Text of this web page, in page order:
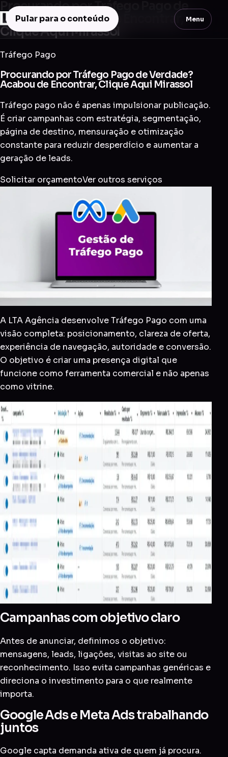
Pular para o conteúdo Menu
Procurando por Tráfego Pago de
Verdade? Acabou de Encontrar,
Clique Aqui Mirassol
Tráfego Pago
Procurando por Tráfego Pago de Verdade?
Acabou de Encontrar, Clique Aqui Mirassol
Tráfego pago não é apenas impulsionar publicação.
É criar campanhas com estratégia, segmentação,
página de destino, mensuração e otimização
constante para reduzir desperdício e aumentar a
geração de leads.
Solicitar orçamentoVer outros serviços
A LTA Agência desenvolve Tráfego Pago com uma
visão completa: posicionamento, clareza de oferta,
experiência de navegação, autoridade e conversão.
O objetivo é criar uma presença digital que
funcione como ferramenta comercial e não apenas
como vitrine.
Campanhas com objetivo claro
Antes de anunciar, definimos o objetivo:
mensagens, leads, ligações, visitas ao site ou
reconhecimento. Isso evita campanhas genéricas e
direciona o investimento para o que realmente
importa.
Google Ads e Meta Ads trabalhando
juntos
Google capta demanda ativa de quem já procura.